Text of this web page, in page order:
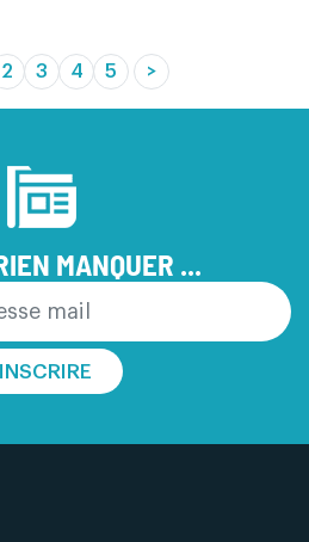
2 3 4 5 >
MANQUER ...